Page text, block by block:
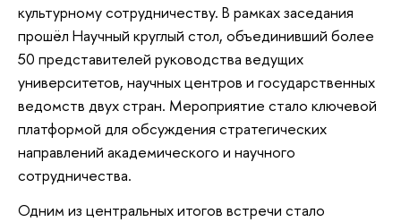
культурному сотрудничеству. В рамках заседания
прошёл Научный круглый стол, объединивший более
50 представителей руководства ведущих
университетов, научных центров и государственных
ведомств двух стран. Мероприятие стало ключевой
платформой для обсуждения стратегических
направлений академического и научного
сотрудничества.
Одним из центральных итогов встречи стало